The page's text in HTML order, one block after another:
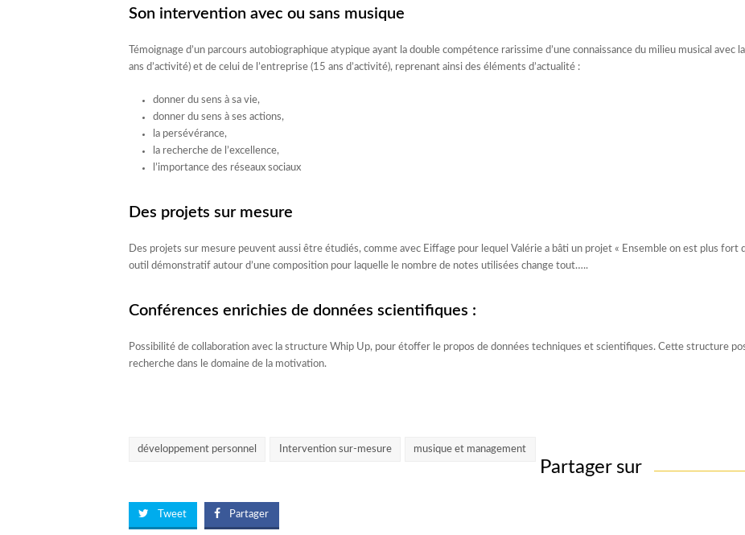
Son intervention avec ou sans musique
Témoignage d’un parcours autobiographique atypique ayant la double compétence rarissime d’une connaissance du milieu musical avec
ans d’activité) et de celui de l’entreprise (15 ans d’activité), reprenant ainsi des éléments d’actualité :
donner du sens à sa vie,
donner du sens à ses actions,
la persévérance,
la recherche de l’excellence,
l’importance des réseaux sociaux
Des projets sur mesure
Des projets sur mesure peuvent aussi être étudiés, comme avec Eiffage pour lequel Valérie a bâti un projet « Ensemble on est plus fort
outil démonstratif autour d’une composition pour laquelle le nombre de notes utilisées change tout…..
Conférences enrichies de données scientifiques :
Possibilité de collaboration avec la structure Whip Up, pour étoffer le propos de données techniques et scientifiques. Cette structure
recherche dans le domaine de la motivation.
développement personnel Intervention sur-mesure musique et management
Partager sur
Tweet Partager